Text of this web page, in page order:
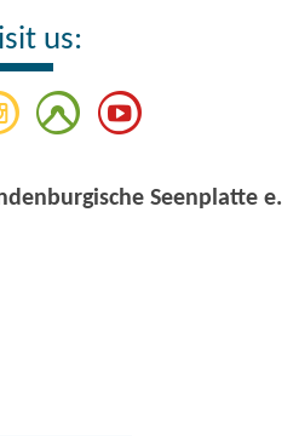
us:
Seenplatte e.